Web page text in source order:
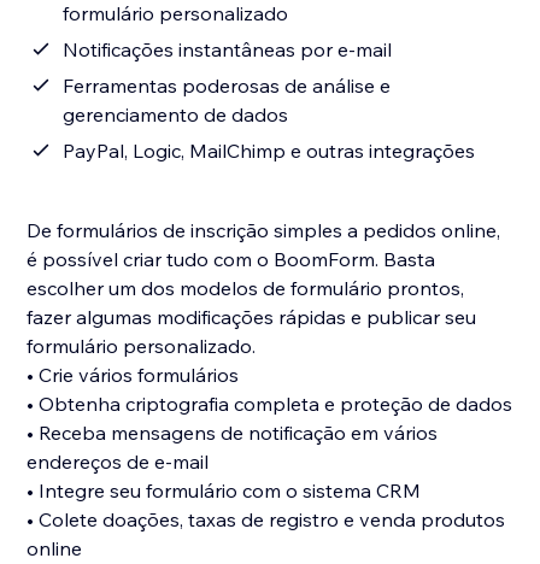
formulário personalizado
Notificações instantâneas por e-mail
Ferramentas poderosas de análise e
gerenciamento de dados
PayPal, Logic, MailChimp e outras integrações
De formulários de inscrição simples a pedidos online,
é possível criar tudo com o BoomForm. Basta
escolher um dos modelos de formulário prontos,
fazer algumas modificações rápidas e publicar seu
formulário personalizado.
• Crie vários formulários
• Obtenha criptografia completa e proteção de dados
• Receba mensagens de notificação em vários
endereços de e-mail
• Integre seu formulário com o sistema CRM
• Colete doações, taxas de registro e venda produtos
online